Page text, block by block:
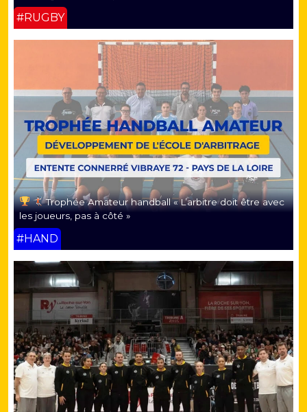
#RUGBY
Trophée Amateur handball « L’arbitre doit être avec
les joueurs, pas à côté »
#HAND